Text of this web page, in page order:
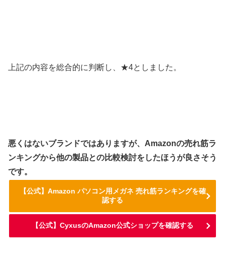
上記の内容を総合的に判断し、★4としました。
悪くはないブランドではありますが、Amazonの売れ筋ラ
ンキングから他の製品との比較検討をしたほうが良さそう
です。
【公式】Amazon パソコン用メガネ 売れ筋ランキングを確
認する
【公式】CyxusのAmazon公式ショップを確認する